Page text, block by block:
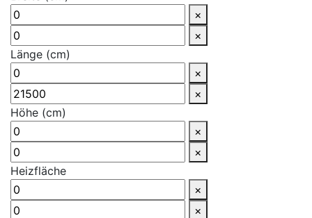
×
×
Länge (cm)
×
×
Höhe (cm)
×
×
Heizfläche
×
×